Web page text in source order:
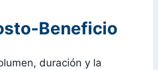
Beneficio
duración y la